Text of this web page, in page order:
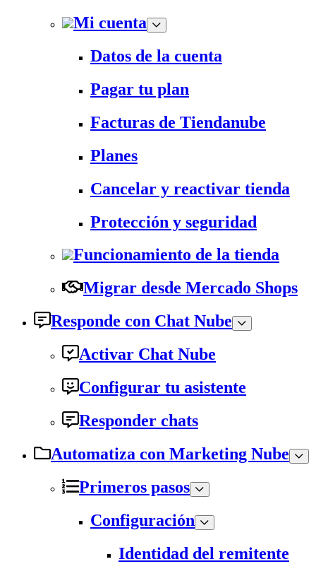
Mi cuenta
Datos de la cuenta
Pagar tu plan
Facturas de Tiendanube
Planes
Cancelar y reactivar tienda
Protección y seguridad
Funcionamiento de la tienda
Migrar desde Mercado Shops
Responde con Chat Nube
Activar Chat Nube
Configurar tu asistente
Responder chats
Automatiza con Marketing Nube
Primeros pasos
Configuración
Identidad del remitente